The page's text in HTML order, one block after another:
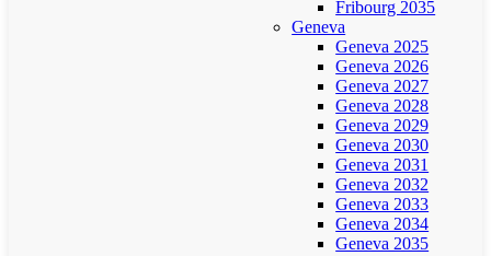
Fribourg 2035
Geneva
Geneva 2025
Geneva 2026
Geneva 2027
Geneva 2028
Geneva 2029
Geneva 2030
Geneva 2031
Geneva 2032
Geneva 2033
Geneva 2034
Geneva 2035